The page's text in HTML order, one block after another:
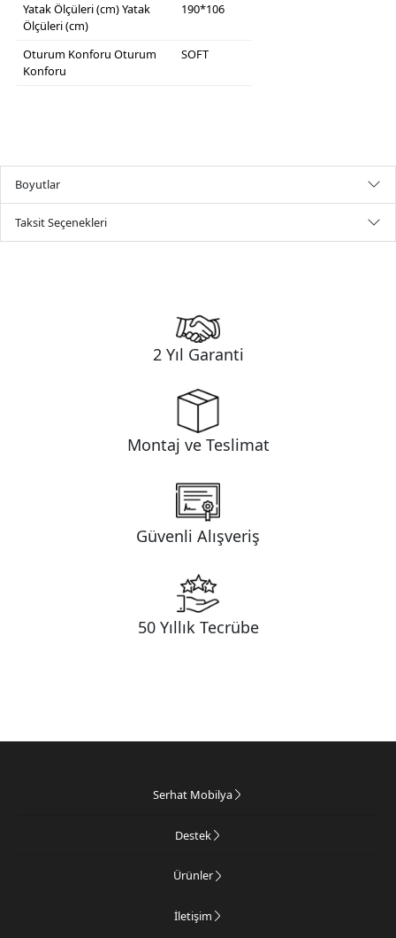
Yatak Ölçüleri (cm)Yatak
Ölçüleri (cm)
190*106
Oturum Konforu Oturum
Konforu
SOFT
Boyutlar
Taksit Seçenekleri
2 Yıl Garanti
Montaj ve Teslimat
Güvenli Alışveriş
50 Yıllık Tecrübe
Serhat Mobilya
Destek
Ürünler
İletişim